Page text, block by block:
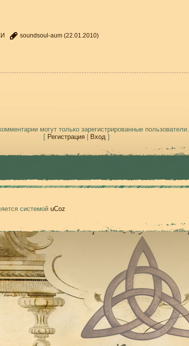
soundsoul-aum (22.01.2010)
могут только зарегистрированные пользователи.
[ Регистрация| Вход]
системой uCoz